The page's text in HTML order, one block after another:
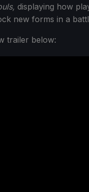
displaying how
new forms in a
trailer below: